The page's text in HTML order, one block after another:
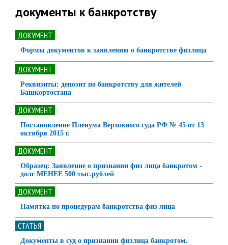
документы к банкротству
ДОКУМЕНТ
Формы документов к заявлению о банкротстве физлица
ДОКУМЕНТ
Реквизиты: депозит по банкротству для жителей
Башкортостана
ДОКУМЕНТ
Постановление Пленума Верховного суда РФ № 45 от 13
октября 2015 г.
ДОКУМЕНТ
Образец: Заявление о признании физ лица банкротом -
долг МЕНЕЕ 500 тыс.рублей
ДОКУМЕНТ
Памятка по процедурам банкротства физ лица
СТАТЬЯ
Документы в суд о признании физлица банкротом.